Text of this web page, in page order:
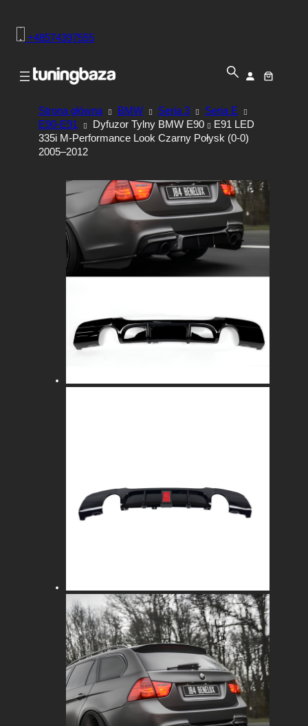
+48574397555
Strona główna BMW Seria 3
Seria E
E90-E91
Dyfuzor Tylny BMW E90
E91 LED
335i M-Performance Look Czarny Połysk (0-0)
2005–2012